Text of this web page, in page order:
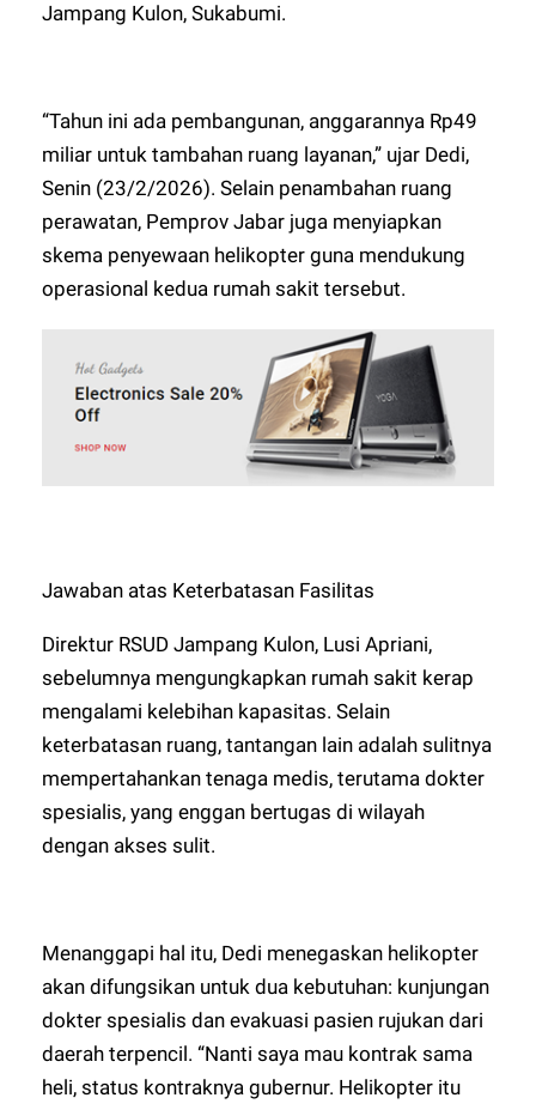
Jampang Kulon, Sukabumi.
“Tahun ini ada pembangunan, anggarannya Rp49
miliar untuk tambahan ruang layanan,” ujar Dedi,
Senin (23/2/2026). Selain penambahan ruang
perawatan, Pemprov Jabar juga menyiapkan
skema penyewaan helikopter guna mendukung
operasional kedua rumah sakit tersebut.
Jawaban atas Keterbatasan Fasilitas
Direktur RSUD Jampang Kulon, Lusi Apriani,
sebelumnya mengungkapkan rumah sakit kerap
mengalami kelebihan kapasitas. Selain
keterbatasan ruang, tantangan lain adalah sulitnya
mempertahankan tenaga medis, terutama dokter
spesialis, yang enggan bertugas di wilayah
dengan akses sulit.
Menanggapi hal itu, Dedi menegaskan helikopter
akan difungsikan untuk dua kebutuhan: kunjungan
dokter spesialis dan evakuasi pasien rujukan dari
daerah terpencil. “Nanti saya mau kontrak sama
heli, status kontraknya gubernur. Helikopter itu